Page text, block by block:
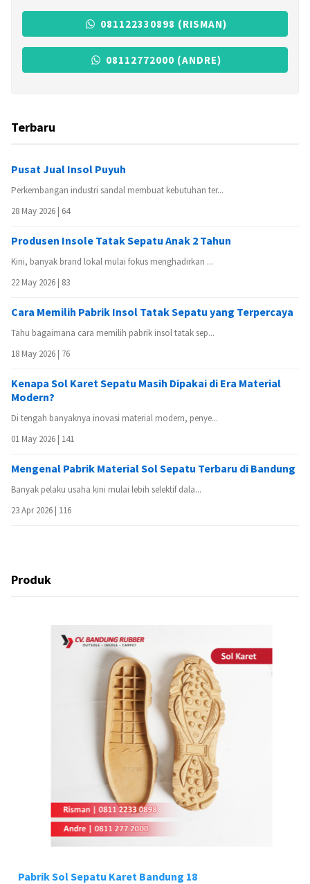
081122330898 (RISMAN)
08112772000 (ANDRE)
Terbaru
Pusat Jual Insol Puyuh
Perkembangan industri sandal membuat kebutuhan ter...
28 May 2026 | 64
Produsen Insole Tatak Sepatu Anak 2 Tahun
Kini, banyak brand lokal mulai fokus menghadirkan ...
22 May 2026 | 83
Cara Memilih Pabrik Insol Tatak Sepatu yang Terpercaya
Tahu bagaimana cara memilih pabrik insol tatak sep...
18 May 2026 | 76
Kenapa Sol Karet Sepatu Masih Dipakai di Era Material
Modern?
Di tengah banyaknya inovasi material modern, penye...
01 May 2026 | 141
Mengenal Pabrik Material Sol Sepatu Terbaru di Bandung
Banyak pelaku usaha kini mulai lebih selektif dala...
23 Apr 2026 | 116
Produk
Pabrik Sol Sepatu Karet Bandung 18